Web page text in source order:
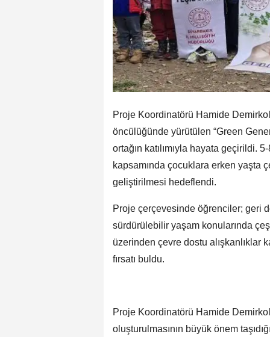
Proje Koordinatörü Hamide
öncülüğünde yürütülen “Green
ortağın katılımıyla hayata geçirildi.
kapsamında çocuklara erken yaşta
geliştirilmesi hedeflendi.
Proje çerçevesinde öğrenciler; geri
sürdürülebilir yaşam konularında
üzerinden çevre dostu alışkanlıklar
fırsatı buldu.
Proje Koordinatörü Hamide
oluşturulmasının büyük önem